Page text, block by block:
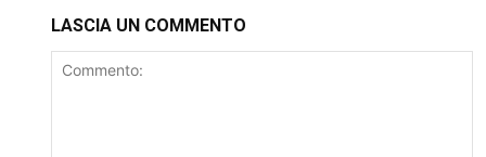
LASCIA UN COMMENTO